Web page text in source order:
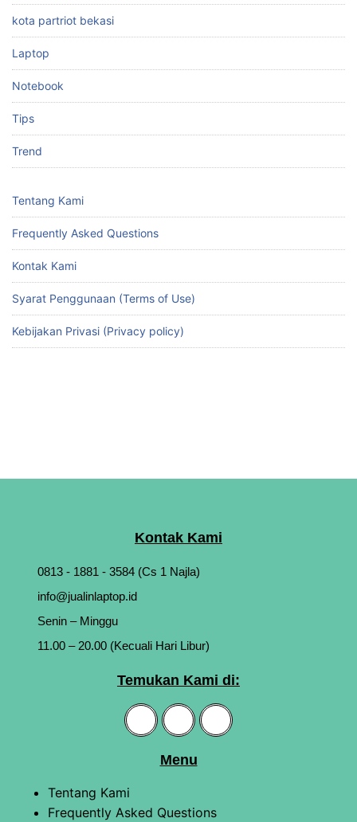
kota partriot bekasi
Laptop
Notebook
Tips
Trend
Tentang Kami
Frequently Asked Questions
Kontak Kami
Syarat Penggunaan (Terms of Use)
Kebijakan Privasi (Privacy policy)
Kontak Kami
0813 - 1881 - 3584 (Cs 1 Najla)
info@jualinlaptop.id
Senin – Minggu
11.00 – 20.00 (Kecuali Hari Libur)
Temukan Kami di:
Menu
Tentang Kami
Frequently Asked Questions